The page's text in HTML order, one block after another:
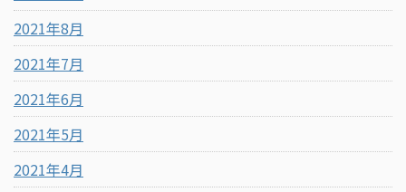
2021年8月
2021年7月
2021年6月
2021年5月
2021年4月